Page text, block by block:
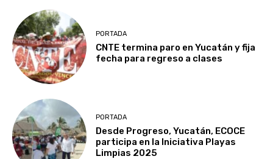
PORTADA
CNTE termina paro en Yucatán y fija
fecha para regreso a clases
PORTADA
Desde Progreso, Yucatán, ECOCE
participa en la Iniciativa Playas
Limpias 2025